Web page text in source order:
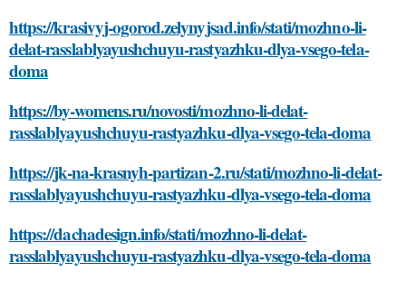
https://krasivyj-ogorod.zelynyjsad.info/stati/mozhno-li-
delat-rasslablyayushchuyu-rastyazhku-dlya-vsego-tela-
doma
https://by-womens.ru/novosti/mozhno-li-delat-
rasslablyayushchuyu-rastyazhku-dlya-vsego-tela-doma
https://jk-na-krasnyh-partizan-2.ru/stati/mozhno-li-delat-
rasslablyayushchuyu-rastyazhku-dlya-vsego-tela-doma
https://dachadesign.info/stati/mozhno-li-delat-
rasslablyayushchuyu-rastyazhku-dlya-vsego-tela-doma